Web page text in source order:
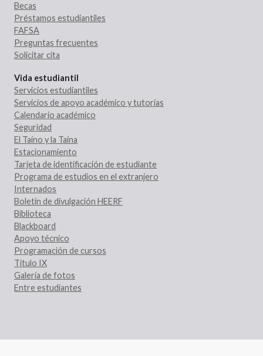
Becas
Préstamos estudiantiles
FAFSA
Preguntas frecuentes
Solicitar cita
Vida estudiantil
Servicios estudiantiles
Servicios de apoyo académico y tutorías
Calendario académico
Seguridad
El Taíno y la Taína
Estacionamiento
Tarjeta de identificación de estudiante
Programa de estudios en el extranjero
Internados
Boletín de divulgación HEERF
Biblioteca
Blackboard
Apoyo técnico
Programación de cursos
Título IX
Galería de fotos
Entre estudiantes